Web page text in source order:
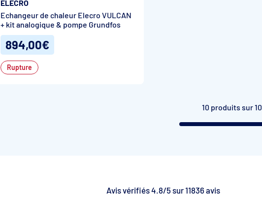
ELECRO
Echangeur de chaleur Elecro VULCAN
+ kit analogique & pompe Grundfos
894,00€
Rupture
10 produits sur 10
Avis vérifiés 4.8/5 sur 11836 avis